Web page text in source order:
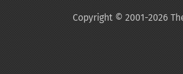
Copyright © 2001-2026